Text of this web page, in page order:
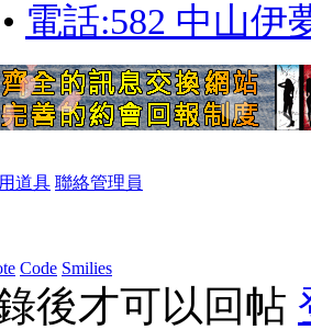
• 電話:582 中山伊
道具 聯絡管理員
Code Smilies
後才可以回帖